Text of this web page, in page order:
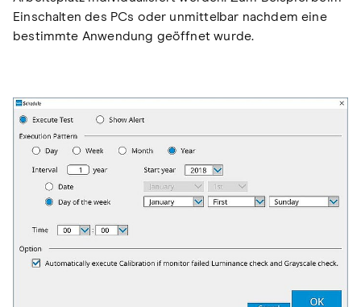
Einschalten des PCs oder unmittelbar nachdem eine
bestimmte Anwendung geöffnet wurde.